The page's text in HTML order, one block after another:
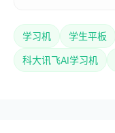
学习机 学生平板
科大讯飞AI学习机